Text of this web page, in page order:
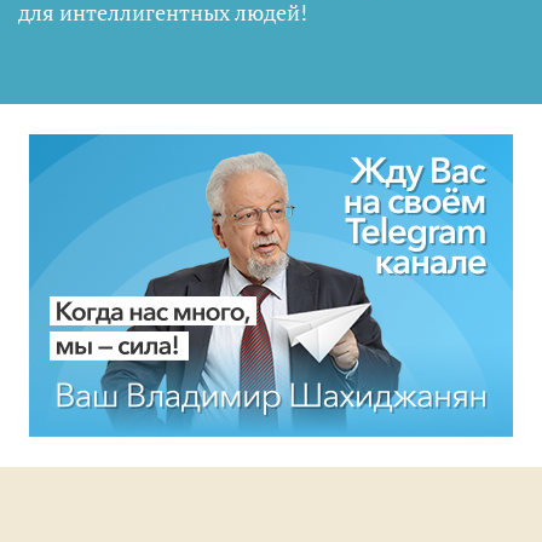
для интеллигентных людей!